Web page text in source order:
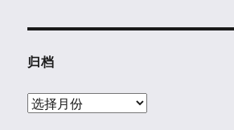
归档
归